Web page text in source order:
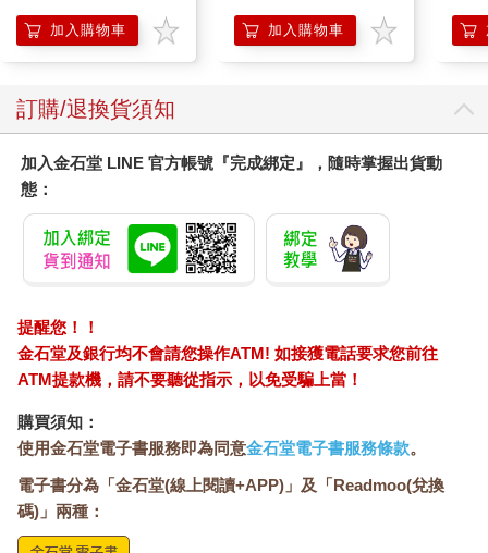
加入購物車 加入購物車
訂購/退換貨須知
加入金石堂 LINE 官方帳號『完成綁定』，隨時掌握出貨動
態：
提醒您！！
金石堂及銀行均不會請您操作ATM! 如接獲電話要求您前往
ATM提款機，請不要聽從指示，以免受騙上當！
購買須知：
使用金石堂電子書服務即為同意金石堂電子書服務條款。
電子書分為「金石堂(線上閱讀+APP)」及「Readmoo(兌換
碼)」兩種：